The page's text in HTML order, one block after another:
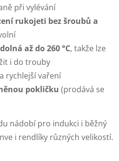
při vylévání
rukojeti bez šroubů a
až do 260 °C, takže lze
i do trouby
rychlejší vaření
pokličku (prodává se
nádobí pro indukci i běžný
i rendlíky různých velikostí.